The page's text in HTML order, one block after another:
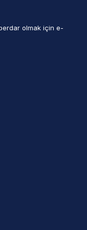
olmak için e-